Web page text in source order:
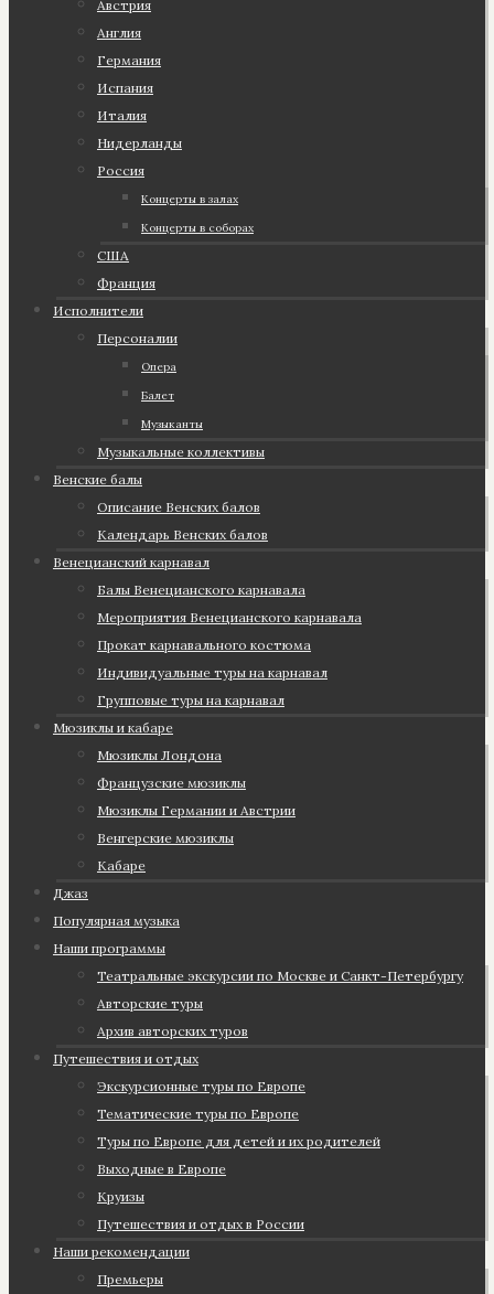
Австрия
Англия
Германия
Испания
Италия
Нидерланды
Россия
Концерты в залах
Концерты в соборах
США
Франция
Исполнители
Персоналии
Опера
Балет
Музыканты
Музыкальные коллективы
Венские балы
Описание Венских балов
Календарь Венских балов
Венецианский карнавал
Балы Венецианского карнавала
Мероприятия Венецианского карнавала
Прокат карнавального костюма
Индивидуальные туры на карнавал
Групповые туры на карнавал
Мюзиклы и кабаре
Мюзиклы Лондона
Французские мюзиклы
Мюзиклы Германии и Австрии
Венгерские мюзиклы
Кабаре
Джаз
Популярная музыка
Наши программы
Театральные экскурсии по Москве и Санкт-Петербургу
Авторские туры
Архив авторских туров
Путешествия и отдых
Экскурсионные туры по Европе
Тематические туры по Европе
Туры по Европе для детей и их родителей
Выходные в Европе
Круизы
Путешествия и отдых в России
Наши рекомендации
Премьеры